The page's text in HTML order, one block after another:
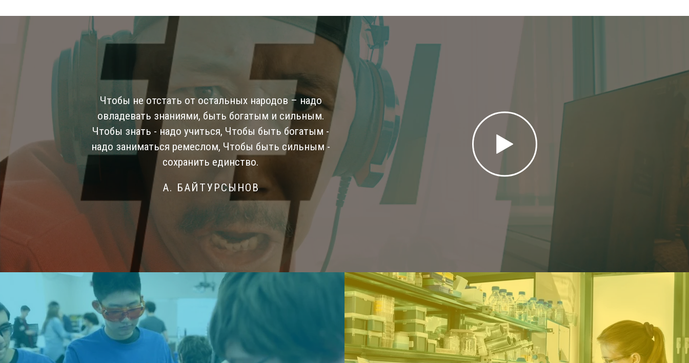
Чтобы не отстать от остальных народов – надо
овладевать знаниями, быть богатым и сильным.
Чтобы знать - надо учиться, Чтобы быть богатым -
надо заниматься ремеслом, Чтобы быть сильным -
сохранить единство.
А. БАЙТУРСЫНОВ